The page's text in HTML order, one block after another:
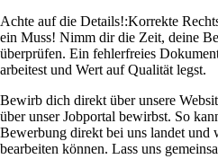
Achte auf die Details!:Korrekte
ein Muss! Nimm dir die Zeit, deine
überprüfen. Ein fehlerfreies
arbeitest und Wert auf Qualität legst.
Bewirb dich direkt über unsere
über unser Jobportal bewirbst. So
Bewerbung direkt bei uns landet und
bearbeiten können. Lass uns